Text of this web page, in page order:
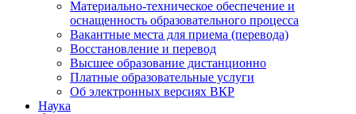
Материально-техническое обеспечение и
оснащенность образовательного процесса
Вакантные места для приема (перевода)
Восстановление и перевод
Высшее образование дистанционно
Платные образовательные услуги
Об электронных версиях ВКР
Наука